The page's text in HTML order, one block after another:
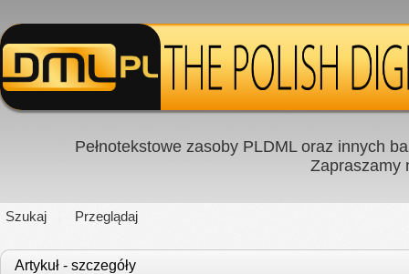
Pełnotekstowe zasoby PLDML oraz innych
Zapraszamy
Szukaj Przeglądaj
Artykuł - szczegóły